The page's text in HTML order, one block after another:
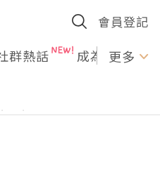
會員登記
群熱話 成為U更多